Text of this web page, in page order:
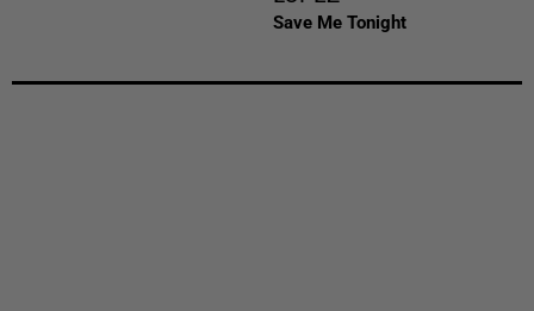
Save Me Tonight